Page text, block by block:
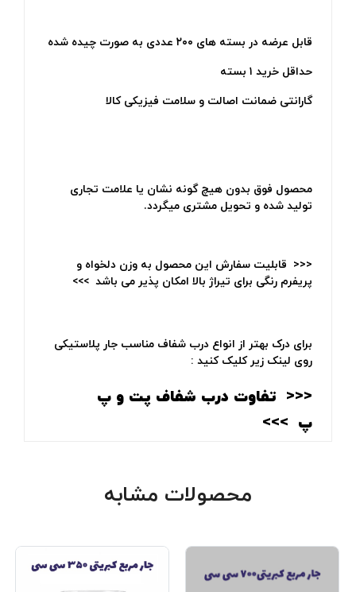
قابل عرضه در بسته های ۲۰۰ عددی به صورت چیده شده
حداقل خرید ۱ بسته
گارانتی ضمانت اصالت و سلامت فیزیکی کالا
محصول فوق بدون هیچ گونه نشان یا علامت تجاری
تولید شده و تحویل مشتری میگردد.
<<< قابلیت سفارش این محصول به وزن دلخواه و
پریفرم رنگی برای تیراژ بالا امکان پذیر می باشد >>>
برای درک بهتر از انواع درب شفاف مناسب جار پلاستیکی
روی لینک زیر کلیک کنید :
<<<‌ تفاوت درب شفاف پت و پ
پ >>>
محصولات مشابه